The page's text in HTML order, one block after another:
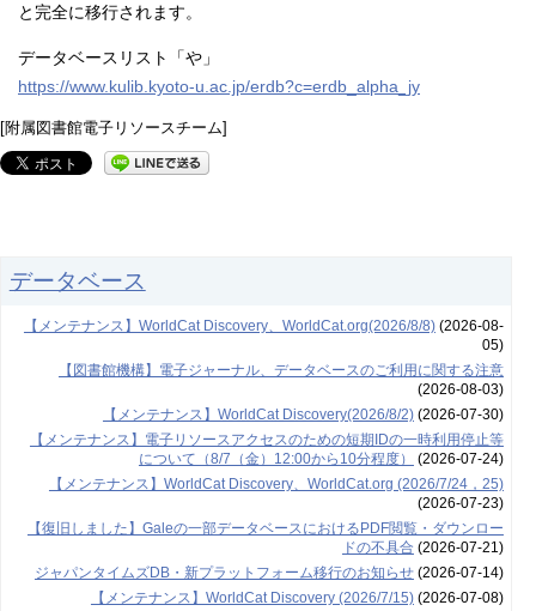
と完全に移行されます。
データベースリスト「や」
https://www.kulib.kyoto-u.ac.jp/erdb?c=erdb_alpha_jy
[附属図書館電子リソースチーム]
データベース
【メンテナンス】WorldCat Discovery、WorldCat.org(2026/8/8)(2026-08-
05)
【図書館機構】電子ジャーナル、データベースのご利用に関する注意
(2026-08-03)
【メンテナンス】WorldCat Discovery(2026/8/2)(2026-07-30)
【メンテナンス】電子リソースアクセスのための短期IDの一時利用停止等
について（8/7（金）12:00から10分程度）
(2026-07-24)
【メンテナンス】WorldCat Discovery、WorldCat.org (2026/7/24，25)
(2026-07-23)
【復旧しました】Galeの一部データベースにおけるPDF閲覧・ダウンロー
ドの不具合 (2026-07-21)
ジャパンタイムズDB・新プラットフォーム移行のお知らせ(2026-07-14)
【メンテナンス】WorldCat Discovery (2026/7/15)(2026-07-08)